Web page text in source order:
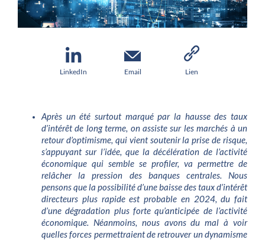
LinkedIn Email Lien
Après un été surtout marqué par la hausse des taux
d’intérêt de long terme, on assiste sur les marchés à un
retour d’optimisme, qui vient soutenir la prise de risque,
s’appuyant sur l’idée, que la décélération de l’activité
économique qui semble se profiler, va permettre de
relâcher la pression des banques centrales. Nous
pensons que la possibilité d’une baisse des taux d’intérêt
directeurs plus rapide est probable en 2024, du fait
d’une dégradation plus forte qu’anticipée de l’activité
économique. Néanmoins, nous avons du mal à voir
quelles forces permettraient de retrouver un dynamisme